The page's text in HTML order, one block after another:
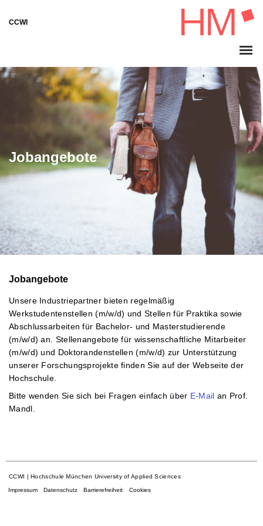
CCWI
Jobangebote
Jobangebote
Unsere Industriepartner bieten regelmäßig
Werkstudentenstellen (m/w/d) und Stellen für Praktika sowie
Abschlussarbeiten für Bachelor- und Masterstudierende
(m/w/d) an. Stellenangebote für wissenschaftliche Mitarbeiter
(m/w/d) und Doktorandenstellen (m/w/d) zur Unterstützung
unserer Forschungsprojekte finden Sie auf der Webseite der
Hochschule.
Bitte wenden Sie sich bei Fragen einfach über E-Mail an Prof.
Mandl.
CCWI | Hochschule München University of Applied Sciences
Impressum Datenschutz Barrierefreiheit Cookies